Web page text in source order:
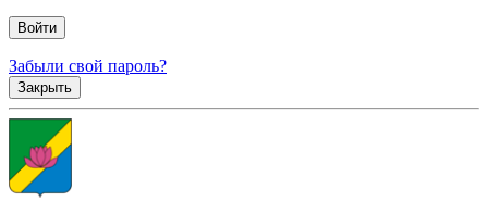
Забыли свой пароль?
Закрыть